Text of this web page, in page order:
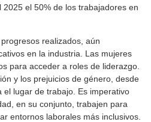
el 50% de los trabajadores en
realizados, aún
en la industria. Las mujeres
para acceder a roles de liderazgo.
y los prejuicios de género, desde
el lugar de trabajo. Es imperativo
en su conjunto, trabajen para
entornos laborales más inclusivos.